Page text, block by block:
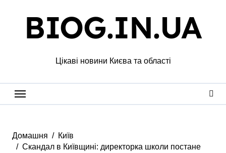
BIOG.IN.UA
Цікаві новини Києва та області
Домашня
Київ
Скандал в Київщині: директорка школи постане